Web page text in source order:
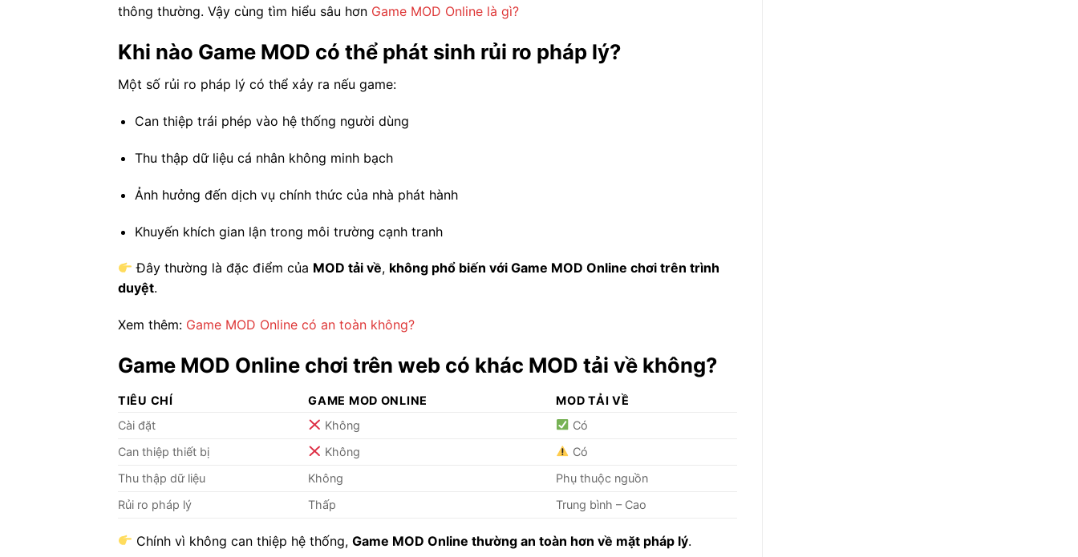
thông thường. Vậy cùng tìm hiểu sâu hơn Game MOD Online là gì?
Khi nào Game MOD có thể phát sinh rủi ro pháp lý?
Một số rủi ro pháp lý có thể xảy ra nếu game:
Can thiệp trái phép vào hệ thống người dùng
Thu thập dữ liệu cá nhân không minh bạch
Ảnh hưởng đến dịch vụ chính thức của nhà phát hành
Khuyến khích gian lận trong môi trường cạnh tranh
Đây thường là đặc điểm của MOD tải về, không phổ biến với Game MOD Online chơi trên trình
duyệt.
Xem thêm: Game MOD Online có an toàn không?
Game MOD Online chơi trên web có khác MOD tải về không?
TIÊU CHÍ GAME MOD ONLINE
MOD TẢI VỀ
Cài đặt
Không
Có
Can thiệp thiết bị
Không
Có
Thu thập dữ liệu
Không
Phụ thuộc nguồn
Rủi ro pháp lý
Thấp Trung bình – Cao
Chính vì không can thiệp hệ thống,Game MOD Online thường an toàn hơn về mặt pháp lý.